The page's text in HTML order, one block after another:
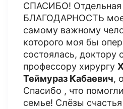
СПАСИБО! Отдельная
БЛАГОДАРНОСТЬ
самому важному
которого моя бы
состоялась, доктору
профессору хирургу
Теймураз Кабаевич,
Спасибо , что
семье! Слёзы